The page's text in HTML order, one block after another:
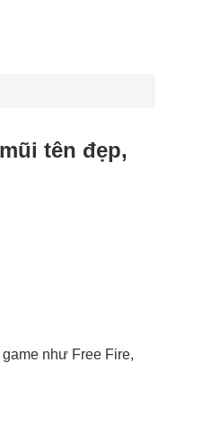
tên đẹp,
như Free Fire,